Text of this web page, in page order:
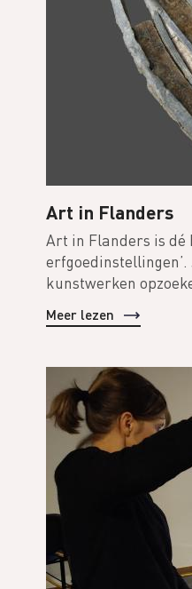
Art in Flanders
Art in Flanders is dé
erfgoedinstellingen’.
kunstwerken
Meer lezen